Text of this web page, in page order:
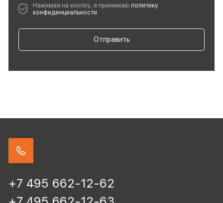
Нажимая на кнопку, я принимаю политику
конфиденциальности
Отправить
+7 495 662-12-62